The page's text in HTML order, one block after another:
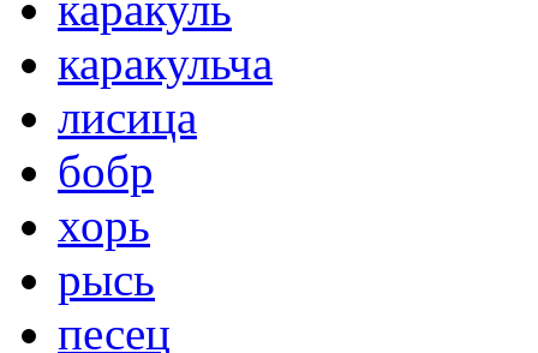
каракульча
лисица
бобр
хорь
рысь
песец